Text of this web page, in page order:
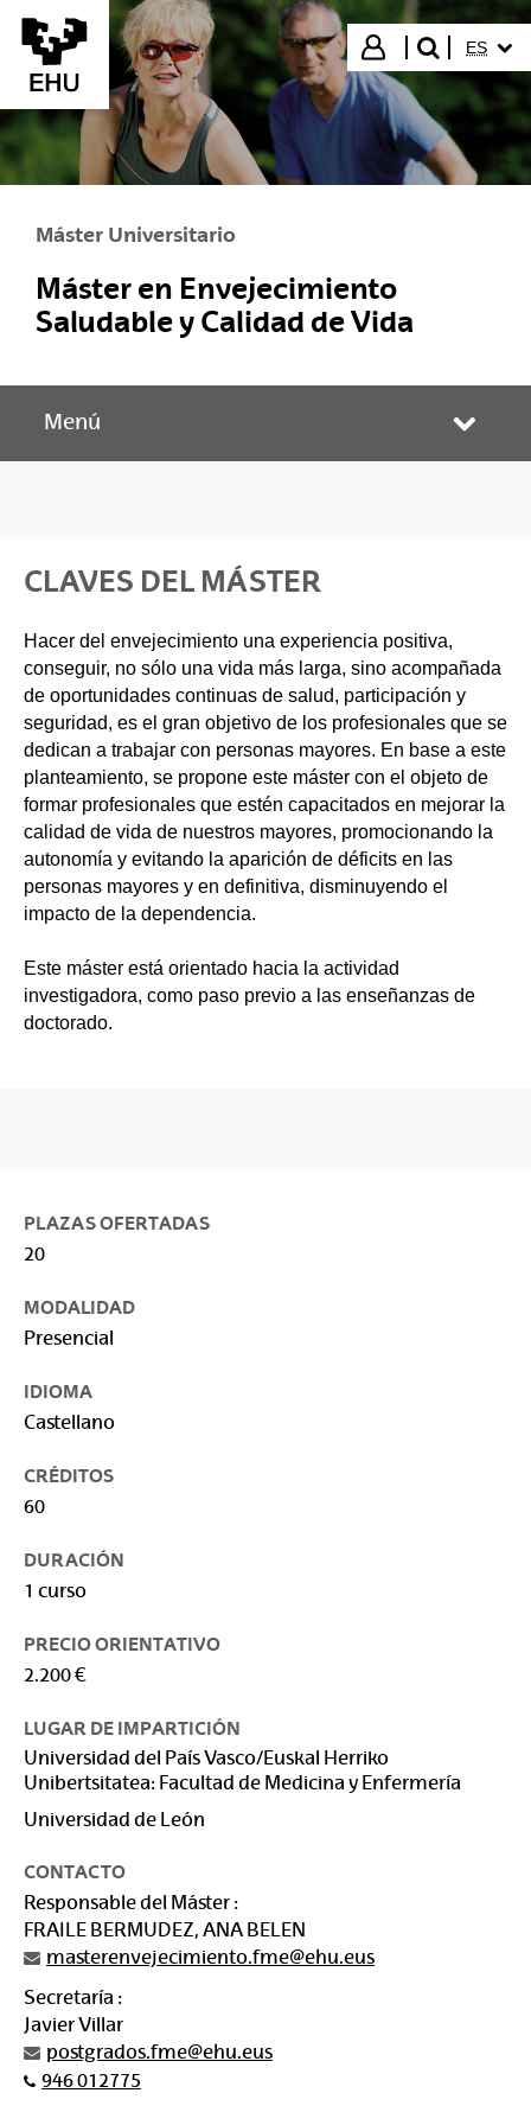
Saltar al contenido principal
Iniciar sesión
buscar"
ES
Máster Universitario
Máster en Envejecimiento
Saludable y Calidad de Vida
Menú
CLAVES DEL MÁSTER
Hacer del envejecimiento una experiencia positiva,
conseguir, no sólo una vida más larga, sino acompañada
de oportunidades continuas de salud, participación y
seguridad, es el gran objetivo de los profesionales que se
dedican a trabajar con personas mayores. En base a este
planteamiento, se propone este máster con el objeto de
formar profesionales que estén capacitados en mejorar la
calidad de vida de nuestros mayores, promocionando la
autonomía y evitando la aparición de déficits en las
personas mayores y en definitiva, disminuyendo el
impacto de la dependencia.
Este máster está orientado hacia la actividad
investigadora, como paso previo a las enseñanzas de
doctorado.
PLAZAS OFERTADAS
20
MODALIDAD
Presencial
IDIOMA
Castellano
CRÉDITOS
60
DURACIÓN
1 curso
PRECIO ORIENTATIVO
2.200 €
LUGAR DE IMPARTICIÓN
Universidad del País Vasco/Euskal Herriko
Unibertsitatea: Facultad de Medicina y Enfermería
Universidad de León
CONTACTO
Responsable del Máster :
FRAILE BERMUDEZ, ANA BELEN
masterenvejecimiento.fme@ehu.eus
Secretaría :
Javier Villar
postgrados.fme@ehu.eus
946 012775